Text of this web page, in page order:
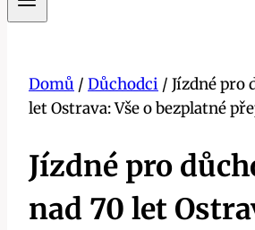
Domů / Důchodci / Jízdné pro
let Ostrava: Vše o bezplatné
Jízdné pro
nad 70 let